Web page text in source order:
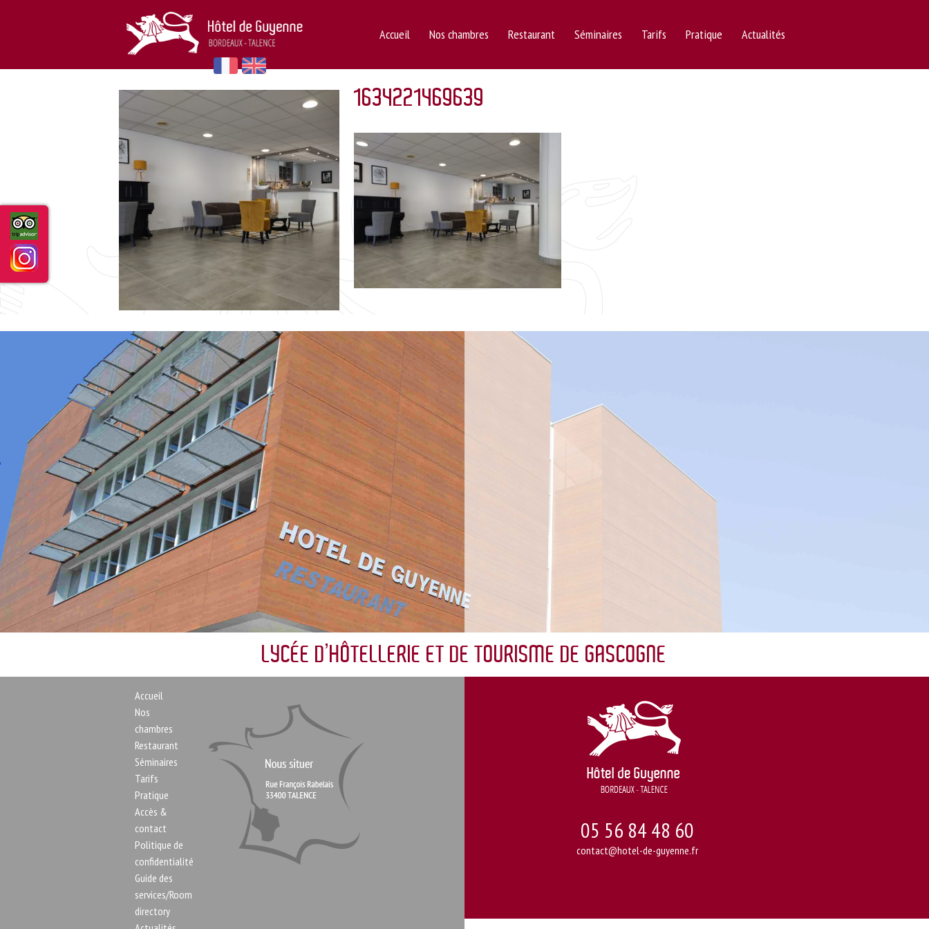
Accueil Nos chambres Restaurant Séminaires Tarifs Pratique Actualités
1634221469639
LYCÉE D’HÔTELLERIE ET DE TOURISME DE GASCOGNE
Accueil
Nos
chambres
Restaurant
Séminaires
Tarifs
Pratique
Accès &
contact
Politique de
confidentialité
Guide des
services/Room
directory
05 56 84 48 60
contact@hotel-de-guyenne.fr